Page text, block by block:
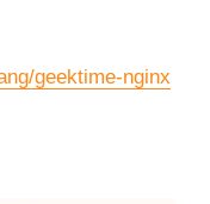
geektime-nginx